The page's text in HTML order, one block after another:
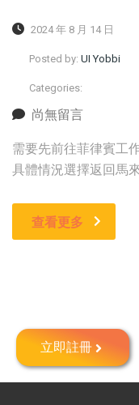
2024 年 8 月 14 日
Posted by: UI Yobbi
Categories:
尚無留言
需要先前往菲律賓工
具體情況選擇返回馬
查看更多
立即註冊